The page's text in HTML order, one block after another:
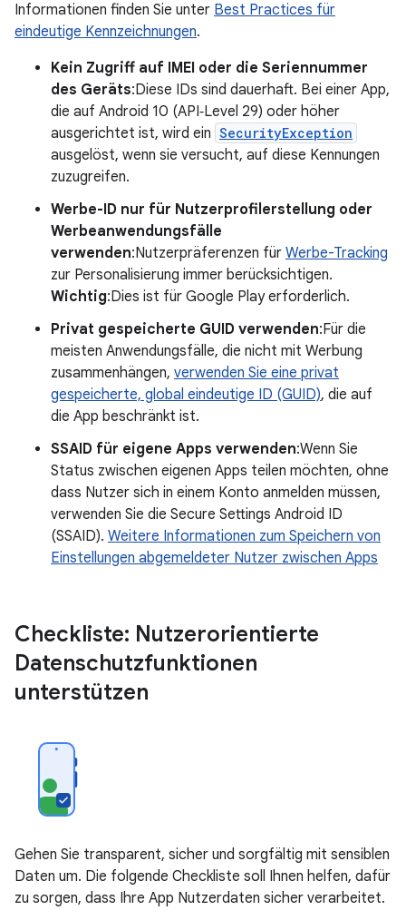
Informationen finden Sie unter Best Practices für
eindeutige Kennzeichnungen.
Kein Zugriff auf IMEI oder die Seriennummer
des Geräts:Diese IDs sind dauerhaft. Bei einer App,
die auf Android 10 (API‑Level 29) oder höher
ausgerichtet ist, wird ein SecurityException
ausgelöst, wenn sie versucht, auf diese Kennungen
zuzugreifen.
Werbe-ID nur für Nutzerprofilerstellung oder
Werbeanwendungsfälle
verwenden:Nutzerpräferenzen für Werbe-Tracking
zur Personalisierung immer berücksichtigen.
Wichtig:Dies ist für Google Play erforderlich.
Privat gespeicherte GUID verwenden:Für die
meisten Anwendungsfälle, die nicht mit Werbung
zusammenhängen, verwenden Sie eine privat
gespeicherte, global eindeutige ID (GUID), die auf
die App beschränkt ist.
SSAID für eigene Apps verwenden:Wenn Sie
Status zwischen eigenen Apps teilen möchten, ohne
dass Nutzer sich in einem Konto anmelden müssen,
verwenden Sie die Secure Settings Android ID
(SSAID). Weitere Informationen zum Speichern von
Einstellungen abgemeldeter Nutzer zwischen Apps
Checkliste: Nutzerorientierte
Datenschutzfunktionen
unterstützen
Gehen Sie transparent, sicher und sorgfältig mit sensiblen
Daten um. Die folgende Checkliste soll Ihnen helfen, dafür
zu sorgen, dass Ihre App Nutzerdaten sicher verarbeitet.